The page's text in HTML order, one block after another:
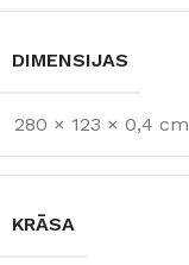
DIMENSIJAS
280 × 123 × 0,4 cm
KRĀSA